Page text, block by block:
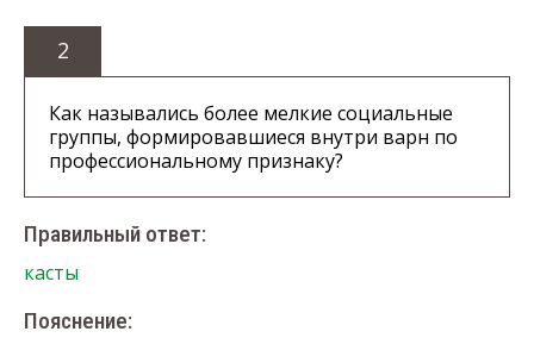
2
Как назывались более мелкие социальные
группы, формировавшиеся внутри варн по
профессиональному признаку?
Правильный ответ:
касты
Пояснение: